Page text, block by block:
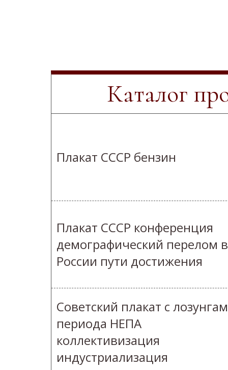
Каталог
Плакат СССР бензин
Плакат СССР конференция
демографический перелом в
России пути достижения
Советский плакат с
периода НЕПА
коллективизация
индустриализация